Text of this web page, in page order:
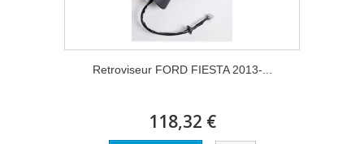
Retroviseur FORD FIESTA 2013-...
118,32 €